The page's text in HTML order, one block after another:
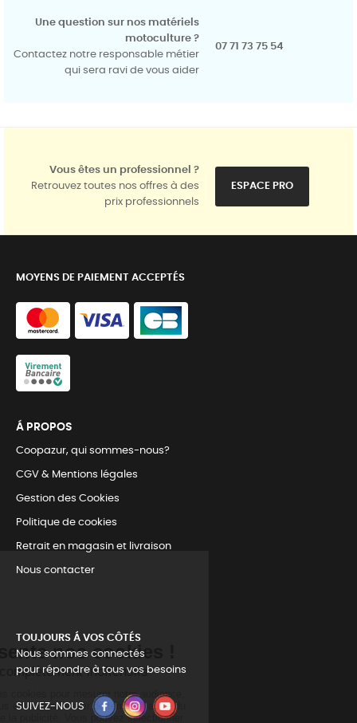
Une question sur nos matériels
motoculture ?
Contactez notre responsable métier
qui sera ravi de vous aider
07 71 73 75 54
Vous êtes un professionnel ?
Retrouvez toutes nos offres à des
prix professionnels
ESPACE PRO
MOYENS DE PAIEMENT ACCEPTÉS
Á PROPOS
Coopazur, qui sommes-nous?
CGV & Mentions légales
Gestion des Cookies
Politique de cookies
Retrait en magasin et livraison
Nous contacter
TOUJOURS Á VOS CÔTÉS
Nous sommes connectés
pour répondre à tous vos besoins
SUIVEZ-NOUS